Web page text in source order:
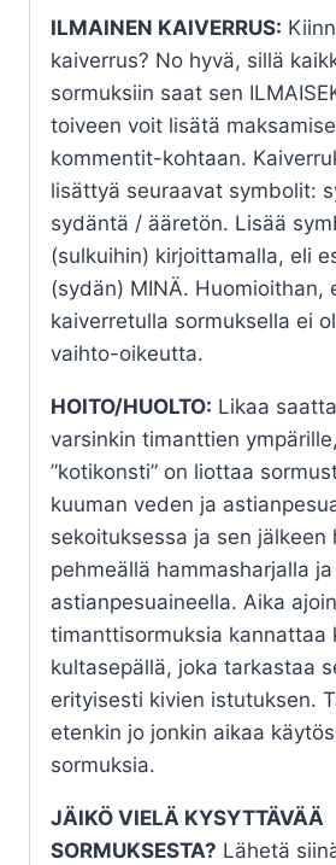
ILMAINEN KAIVERRUS:
kaiverrus? No hyvä, sillä
sormuksiin saat sen
toiveen voit lisätä
kommentit-kohtaan.
lisättyä seuraavat symbolit:
sydäntä / ääretön. Lisää
(sulkuihin) kirjoittamalla, eli
(sydän) MINÄ. Huomioithan,
kaiverretulla sormuksella ei
vaihto-oikeutta.
HOITO/HUOLTO: Likaa
varsinkin timanttien
”kotikonsti” on liottaa
kuuman veden ja
sekoituksessa ja sen jälkeen
pehmeällä hammasharjalla ja
astianpesuaineella. Aika ajoin
timanttisormuksia kannattaa
kultasepällä, joka tarkastaa
erityisesti kivien istutuksen.
etenkin jo jonkin aikaa
sormuksia.
JÄIKÖ VIELÄ KYSYTTÄVÄÄ
SORMUKSESTA? Lähetä